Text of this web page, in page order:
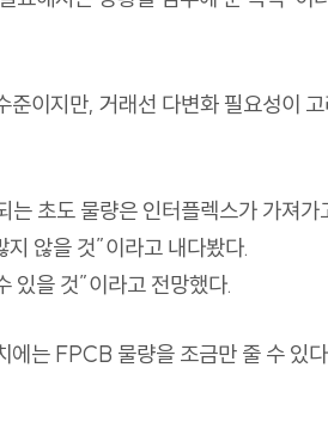
준이지만, 거래선 다변화 필요성이
는 초도 물량은 인터플렉스가 가져가
지 않을 것”이라고 내다봤다.
있을 것”이라고 전망했다.
에는 FPCB 물량을 조금만 줄 수 있다